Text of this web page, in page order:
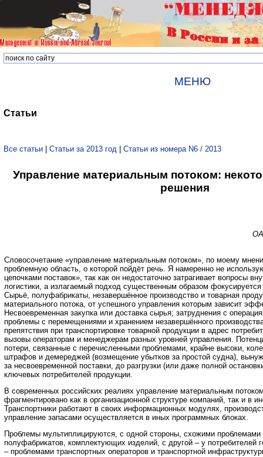
МЕНЮ
Статьи
Все статьи | Статьи за 2013 год | Статьи из номера N6 / 2013
Управление материальным потоком:
решения
Словосочетание «управление материальным потоком», по моему
проблемную область, о которой пойдёт речь. Я намеренно не
цепочками поставок», так как он недостаточно затрагивает вопросы
логистики, а излагаемый подход существенным образом
Сырьё, полуфабрикаты, незавершённое производство и товарная
материального потока, от успешного управления которым зависит
Несвоевременная закупка или доставка сырья; затруднения с
проблемы с перемещениями и хранением незавершённого
препятствия при транспортировке товарной продукции в адрес
вызовы операторам и менеджерам разных уровней управления.
потери, связанные с перечисленными проблемами, крайне высоки,
штрафов и демереджей (возмещение убытков за простой судна),
за несвоевременной поставки, до разгрузки (или даже полной
ключевых потребителей продукции.
В современных российских реалиях управление материальным
фрагментировано как в организационной структуре компаний, так и в
Транспортники работают в своих информационных модулях,
управление запасами осуществляется в иных программных блоках.
Проблемы мультиплицируются, с одной стороны, схожими
полуфабрикатов, комплектующих изделий, с другой – у потребителей
– проблемами транспортных операторов и транспортной